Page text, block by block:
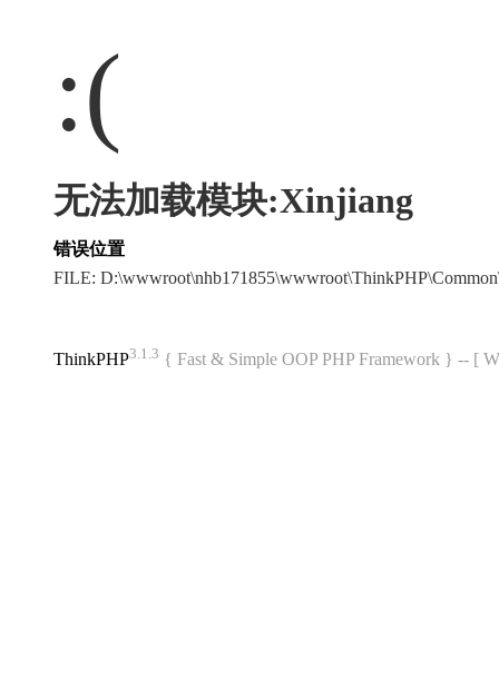
:(
无法加载模块:Xinjiang
错误位置
FILE:
ThinkPHP3.1.3 { Fast & Simple OOP PHP Framework } -- [